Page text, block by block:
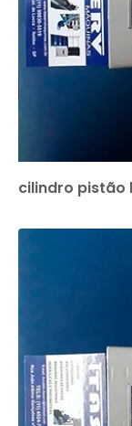
cilindro pistão